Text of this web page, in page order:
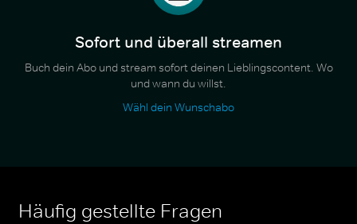
Sofort und überall streamen
Buch dein Abo und stream sofort deinen Lieblingscontent. Wo
und wann du willst.
Wähl dein Wunschabo
Häufig gestellte Fragen